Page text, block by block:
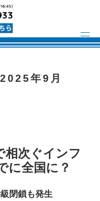
年9月
相次ぐインフ
全国に？
閉鎖も発生